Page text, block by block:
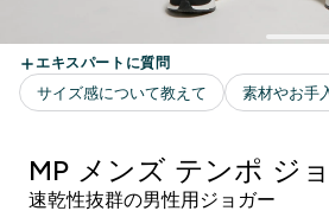
MP メンズ テンポ ジ
速乾性抜群の男性用ジョガー